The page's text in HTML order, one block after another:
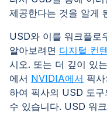
제공한다는 것을 알게
USD와 이를 워크플로
알아보려면 디지털 컨
시오. 또는 더 깊이 있
에서 NVIDIA에서 픽
하여 픽사의 USD 도
수 있습니다. USD 워